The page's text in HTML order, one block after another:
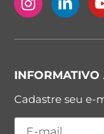
INFORMATIVO
Cadastre seu e-